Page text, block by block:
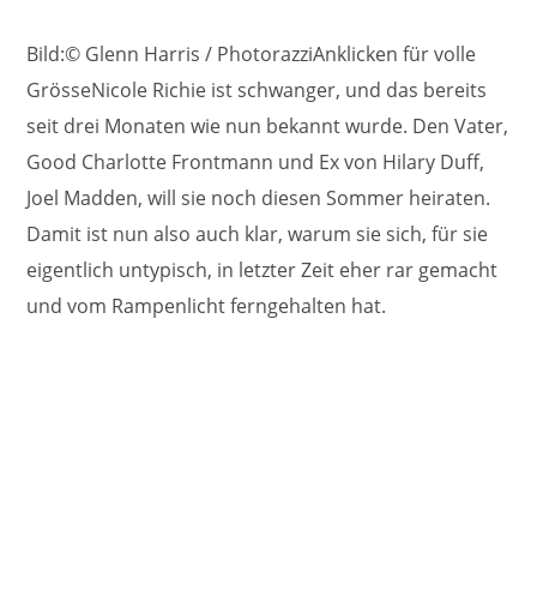
Bild:© Glenn Harris / PhotorazziAnklicken für volle
GrösseNicole Richie ist schwanger, und das bereits
seit drei Monaten wie nun bekannt wurde. Den Vater,
Good Charlotte Frontmann und Ex von Hilary Duff,
Joel Madden, will sie noch diesen Sommer heiraten.
Damit ist nun also auch klar, warum sie sich, für sie
eigentlich untypisch, in letzter Zeit eher rar gemacht
und vom Rampenlicht ferngehalten hat.